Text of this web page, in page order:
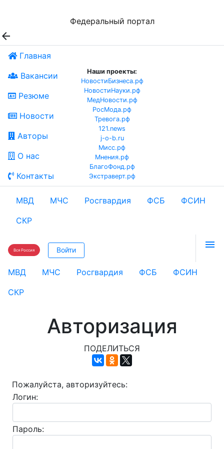
Федеральный портал

Главная
Вакансии
Резюме
Новости
Авторы
О нас
Контакты
Наши проекты:
НовостиБизнеса.рф
НовостиНауки.рф
МедНовости.рф
РосМода.рф
Тревога.рф
121.news
j-o-b.ru
Мисс.рф
Мнения.рф
БлагоФонд.рф
Экстраверт.рф
МВД МЧС Росгвардия ФСБ
ФСИН
СКР
Вся Россия Войти 
МВД МЧС Росгвардия ФСБ
ФСИН
СКР
Авторизация
ПОДЕЛИТЬСЯ
Пожалуйста, авторизуйтесь:
Логин:
Пароль: